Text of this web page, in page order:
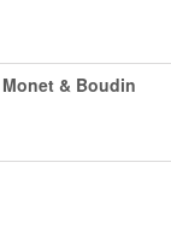
& Boudin